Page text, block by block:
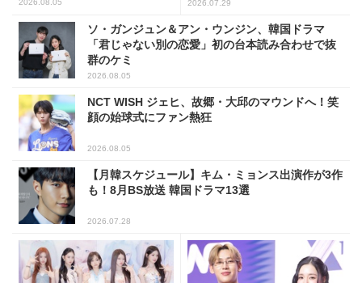
2026.08.05 2026.07.29
ソ・ガンジュン＆アン・ウンジン、韓国ドラマ
「君じゃない別の恋愛」初の台本読み合わせで抜
群のケミ
2026.08.05
NCT WISH ジェヒ、故郷・大邱のマウンドへ！笑
顔の始球式にファン熱狂
2026.08.05
【月韓スケジュール】キム・ミョンス出演作が3作
も！8月BS放送 韓国ドラマ13選
2026.07.28